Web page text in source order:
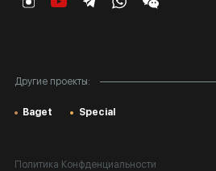
Другие проекты:
Baget Special
Политика Конфденциальности